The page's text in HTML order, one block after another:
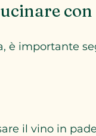
è importante
il vino in